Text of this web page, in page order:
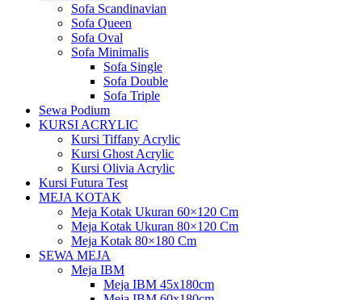
Sofa Scandinavian
Sofa Queen
Sofa Oval
Sofa Minimalis
Sofa Single
Sofa Double
Sofa Triple
Sewa Podium
KURSI ACRYLIC
Kursi Tiffany Acrylic
Kursi Ghost Acrylic
Kursi Olivia Acrylic
Kursi Futura Test
MEJA KOTAK
Meja Kotak Ukuran 60×120 Cm
Meja Kotak Ukuran 80×120 Cm
Meja Kotak 80×180 Cm
SEWA MEJA
Meja IBM
Meja IBM 45x180cm